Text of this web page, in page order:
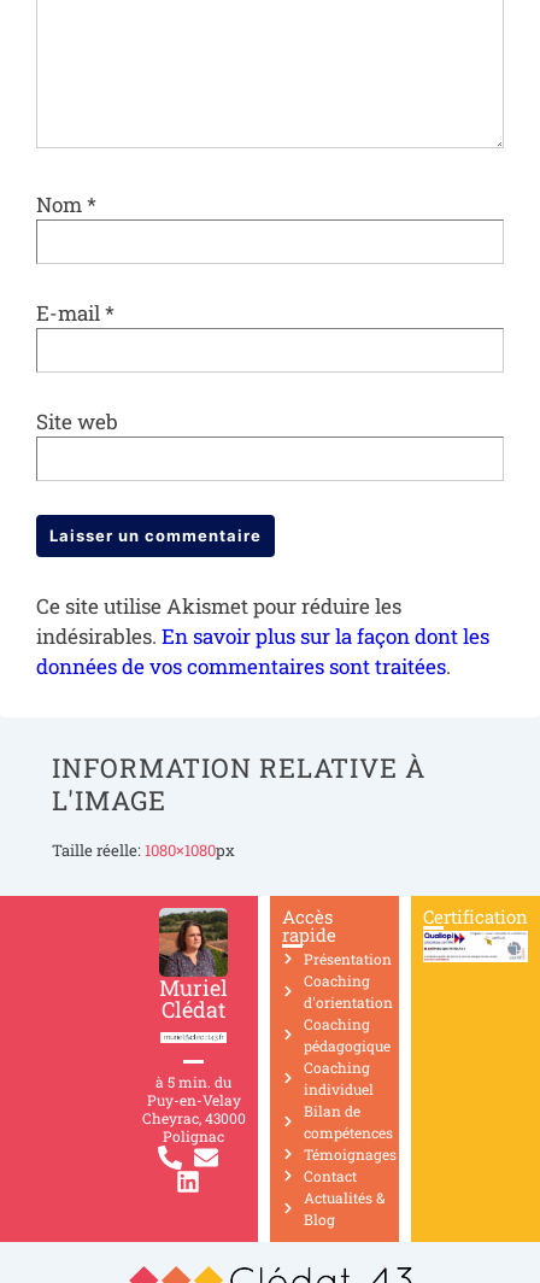
Nom*
E-mail*
Site web
Ce site utilise Akismet pour réduire les
indésirables. En savoir plus sur la façon dont les
données de vos commentaires sont traitées.
INFORMATION RELATIVE À
L'IMAGE
Taille réelle:1080×1080px
Muriel
Clédat
à 5 min. du
Puy-en-Velay
Cheyrac, 43000
Polignac
Accès
rapide
Présentation
Coaching
d'orientation
Coaching
pédagogique
Coaching
individuel
Bilan de
compétences
Témoignages
Contact
Actualités &
Blog
Certification